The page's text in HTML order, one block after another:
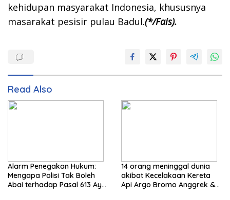
kehidupan masyarakat Indonesia, khususnya
masarakat pesisir pulau Badul.(*/Fais).
Read Also
Alarm Penegakan Hukum:
Mengapa Polisi Tak Boleh
Abai terhadap Pasal 613 Ayat
14 orang meninggal dunia
akibat Kecelakaan Kereta
Api Argo Bromo Anggrek &